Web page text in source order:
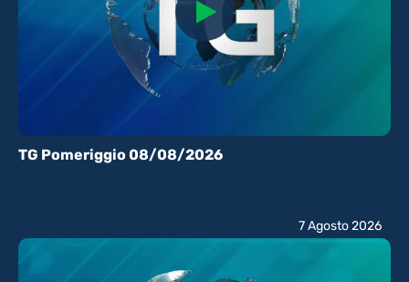
TG Pomeriggio 08/08/2026
7 Agosto 2026